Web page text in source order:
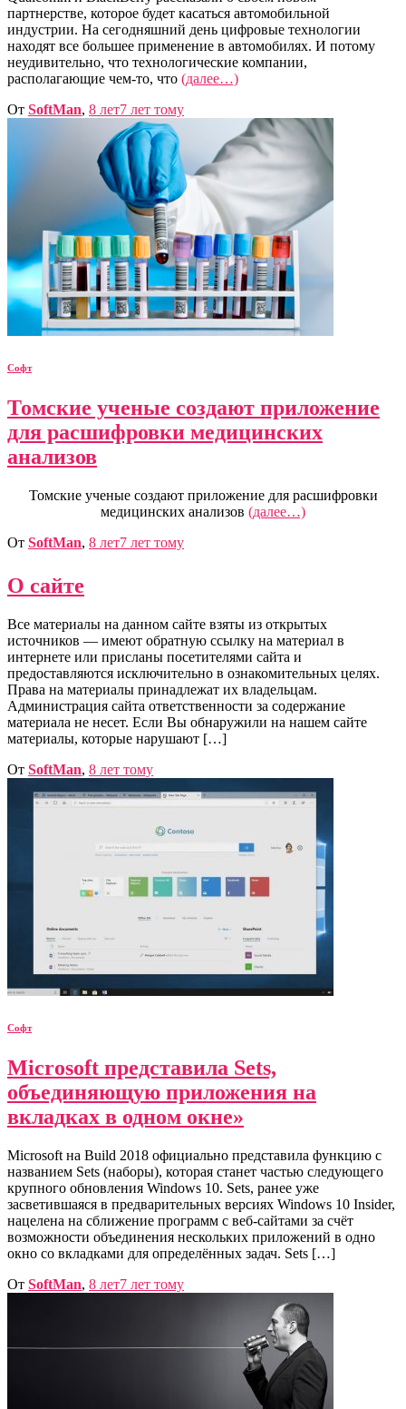
партнерстве, которое будет касаться автомобильной
индустрии. На сегодняшний день цифровые технологии
находят все большее применение в автомобилях. И потому
неудивительно, что технологические компании,
располагающие чем-то, что (далее…)
От SoftMan, 8 лет7 лет тому
Софт
Томские ученые создают приложение
для расшифровки медицинских
анализов
Томские ученые создают приложение для расшифровки
медицинских анализов (далее…)
От SoftMan, 8 лет7 лет тому
О сайте
Все материалы на данном сайте взяты из открытых
источников — имеют обратную ссылку на материал в
интернете или присланы посетителями сайта и
предоставляются исключительно в ознакомительных целях.
Права на материалы принадлежат их владельцам.
Администрация сайта ответственности за содержание
материала не несет. Если Вы обнаружили на нашем сайте
материалы, которые нарушают […]
От SoftMan, 8 лет тому
Софт
Microsoft представила Sets,
объединяющую приложения на
вкладках в одном окне»
Microsoft на Build 2018 официально представила функцию с
названием Sets (наборы), которая станет частью следующего
крупного обновления Windows 10. Sets, ранее уже
засветившаяся в предварительных версиях Windows 10 Insider,
нацелена на сближение программ с веб-сайтами за счёт
возможности объединения нескольких приложений в одно
окно со вкладками для определённых задач. Sets […]
От SoftMan, 8 лет7 лет тому